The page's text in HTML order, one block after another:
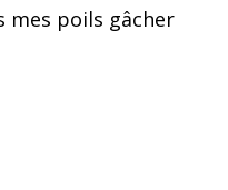
mes poils gâcher